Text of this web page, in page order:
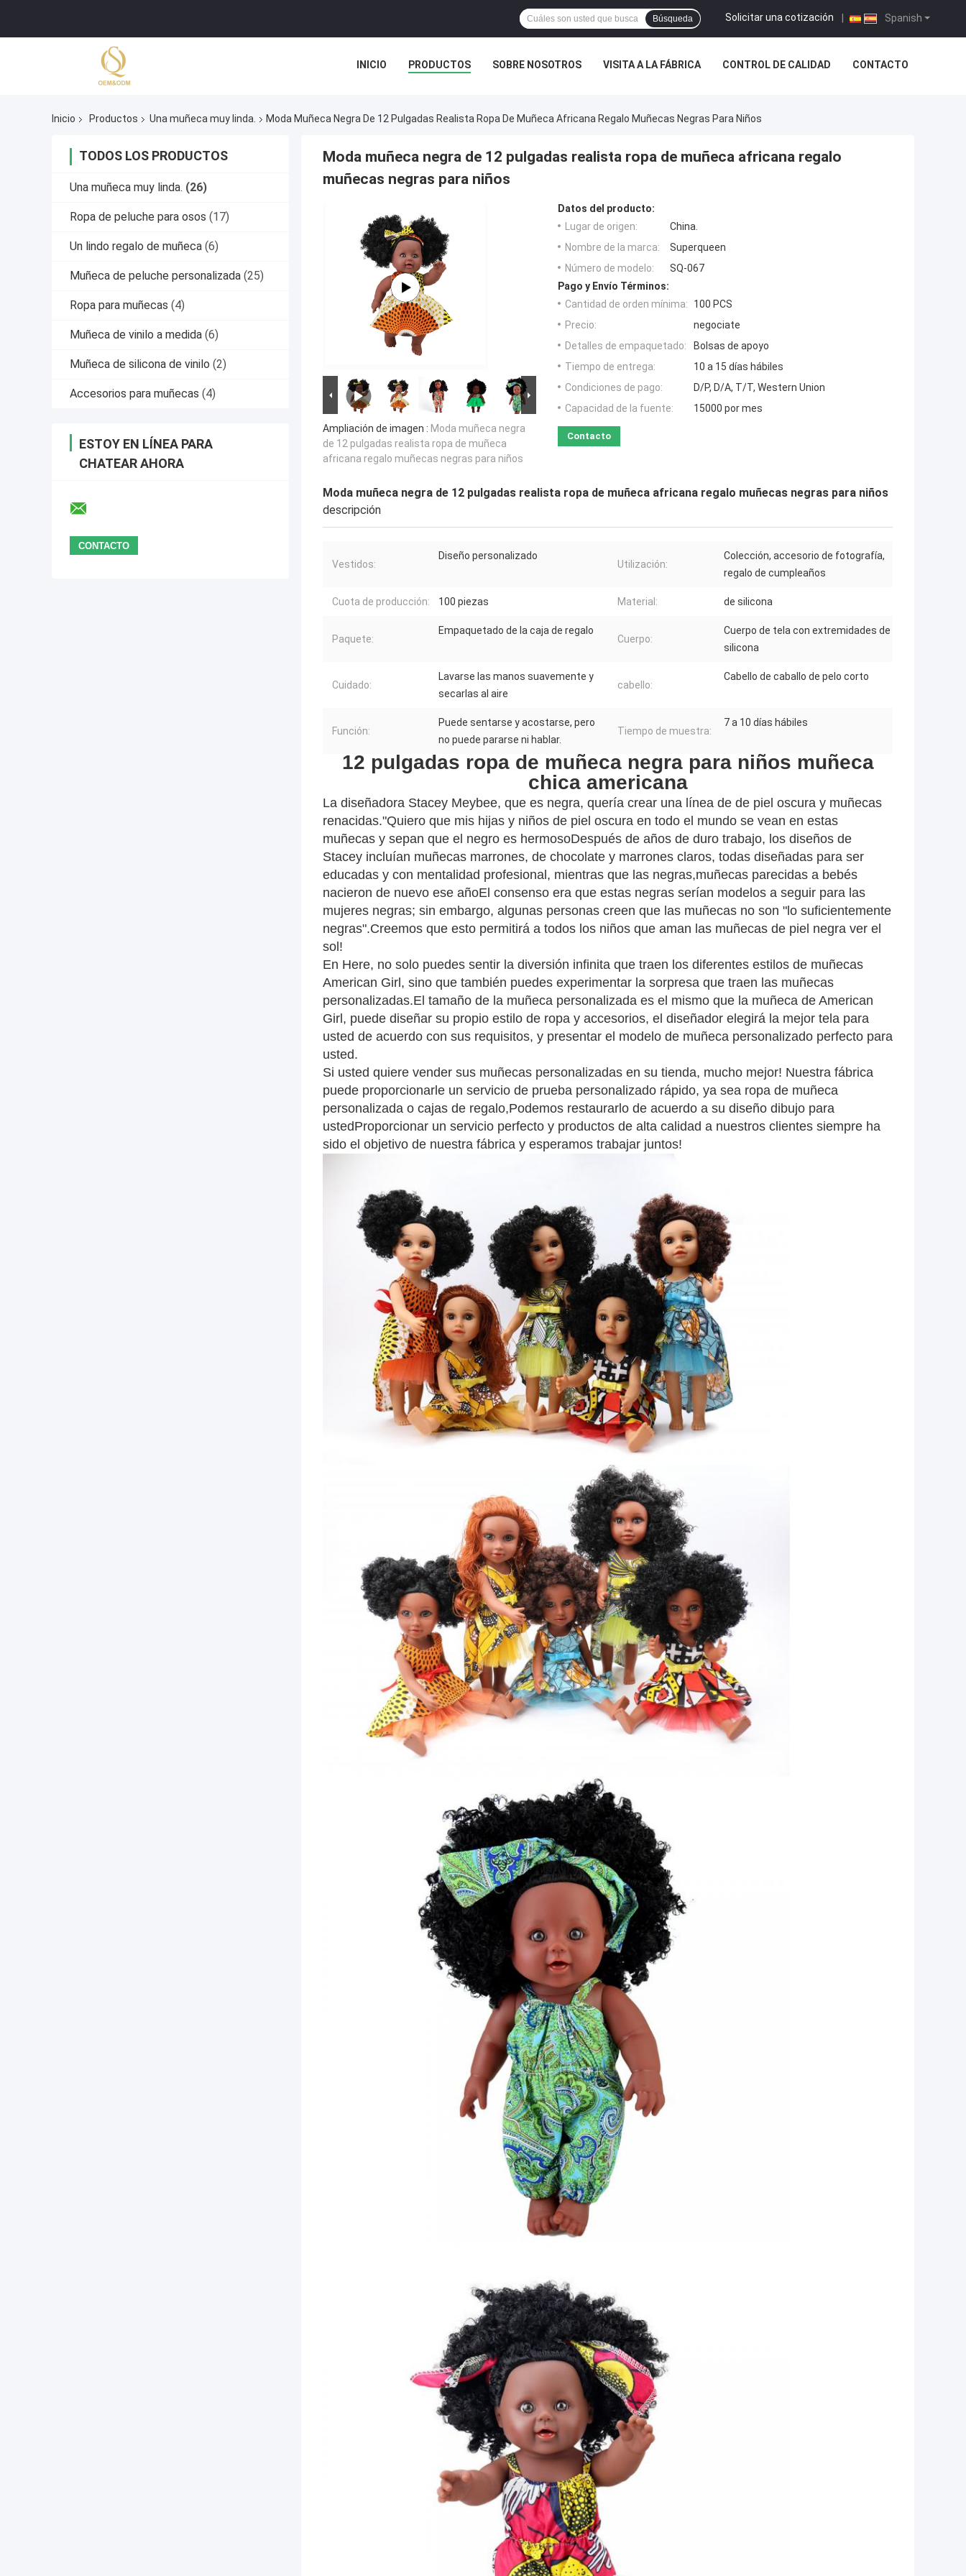
Spanish
Solicitar una cotización
Búsqueda
INICIO PRODUCTOS SOBRE NOSOTROS VISITA A LA FÁBRICA CONTROL DE CALIDAD CONTACTO
Inicio Productos Una muñeca muy linda. Moda Muñeca Negra De 12 Pulgadas Realista Ropa De Muñeca Africana Regalo Muñecas Negras Para Niños
TODOS LOS PRODUCTOS
Una muñeca muy linda. (26)
Ropa de peluche para osos (17)
Un lindo regalo de muñeca (6)
Muñeca de peluche personalizada (25)
Ropa para muñecas (4)
Muñeca de vinilo a medida (6)
Muñeca de silicona de vinilo (2)
Accesorios para muñecas (4)
ESTOY EN LÍNEA PARA
CHATEAR AHORA
Moda muñeca negra de 12 pulgadas realista ropa de muñeca africana regalo
muñecas negras para niños
Ampliación de imagen : Moda muñeca negra
de 12 pulgadas realista ropa de muñeca
africana regalo muñecas negras para niños
Datos del producto:
Lugar de origen:
China.
Nombre de la marca:
Superqueen
Número de modelo:
SQ-067
Pago y Envío Términos:
Cantidad de orden mínima:
100 PCS
Precio:
negociate
Detalles de empaquetado:
Bolsas de apoyo
Tiempo de entrega:
10 a 15 días hábiles
Condiciones de pago:
D/P, D/A, T/T, Western Union
Capacidad de la fuente:
15000 por mes
Contacto
Moda muñeca negra de 12 pulgadas realista ropa de muñeca africana regalo muñecas negras para niños
descripción
Vestidos:
Diseño personalizado
Utilización:
Colección, accesorio de fotografía,
regalo de cumpleaños
Cuota de producción: 100 piezas Material: de silicona
Paquete:
Empaquetado de la caja de regalo
Cuerpo:
Cuerpo de tela con extremidades de
silicona
Cuidado:
Lavarse las manos suavemente y
secarlas al aire
cabello:
Cabello de caballo de pelo corto
Función:
Puede sentarse y acostarse, pero
no puede pararse ni hablar.
Tiempo de muestra:
7 a 10 días hábiles
12 pulgadas ropa de muñeca negra para niños muñeca
chica americana
La diseñadora Stacey Meybee, que es negra, quería crear una línea de de piel oscura y muñecas
renacidas."Quiero que mis hijas y niños de piel oscura en todo el mundo se vean en estas
muñecas y sepan que el negro es hermosoDespués de años de duro trabajo, los diseños de
Stacey incluían muñecas marrones, de chocolate y marrones claros, todas diseñadas para ser
educadas y con mentalidad profesional, mientras que las negras,muñecas parecidas a bebés
nacieron de nuevo ese añoEl consenso era que estas negras serían modelos a seguir para las
mujeres negras; sin embargo, algunas personas creen que las muñecas no son "lo suficientemente
negras".Creemos que esto permitirá a todos los niños que aman las muñecas de piel negra ver el
sol!
En Here, no solo puedes sentir la diversión infinita que traen los diferentes estilos de muñecas
American Girl, sino que también puedes experimentar la sorpresa que traen las muñecas
personalizadas.El tamaño de la muñeca personalizada es el mismo que la muñeca de American
Girl, puede diseñar su propio estilo de ropa y accesorios, el diseñador elegirá la mejor tela para
usted de acuerdo con sus requisitos, y presentar el modelo de muñeca personalizado perfecto para
usted.
Si usted quiere vender sus muñecas personalizadas en su tienda, mucho mejor! Nuestra fábrica
puede proporcionarle un servicio de prueba personalizado rápido, ya sea ropa de muñeca
personalizada o cajas de regalo,Podemos restaurarlo de acuerdo a su diseño dibujo para
ustedProporcionar un servicio perfecto y productos de alta calidad a nuestros clientes siempre ha
sido el objetivo de nuestra fábrica y esperamos trabajar juntos!